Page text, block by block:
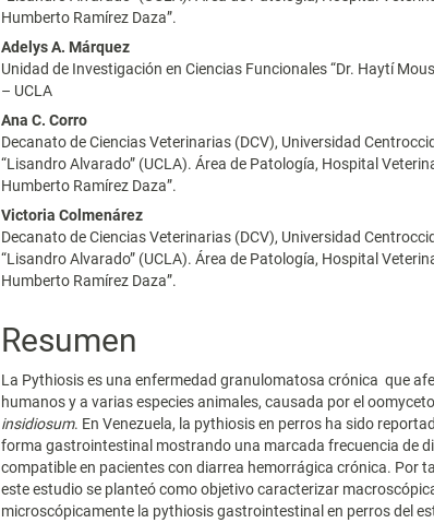
del
artículo
Humberto Ramírez Daza”.
Adelys A. Márquez
Unidad de Investigación en Ciencias Funcionales “Dr. Haytí
– UCLA
Ana C. Corro
Decanato de Ciencias Veterinarias (DCV), Universidad
“Lisandro Alvarado” (UCLA). Área de Patología, Hospital
Humberto Ramírez Daza”.
Victoria Colmenárez
Decanato de Ciencias Veterinarias (DCV), Universidad
“Lisandro Alvarado” (UCLA). Área de Patología, Hospital
Humberto Ramírez Daza”.
Resumen
La Pythiosis es una enfermedad granulomatosa crónica que
humanos y a varias especies animales, causada por el oomyceto
insidiosum. En Venezuela, la pythiosis en perros ha sido
forma gastrointestinal mostrando una marcada frecuencia de
compatible en pacientes con diarrea hemorrágica crónica. Por
este estudio se planteó como objetivo caracterizar
microscópicamente la pythiosis gastrointestinal en perros del